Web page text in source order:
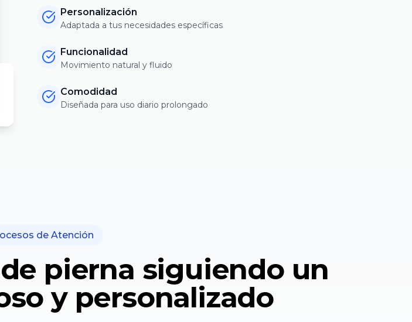
Personalización
Adaptada a tus necesidades específicas
Funcionalidad
Movimiento natural y fluido
Comodidad
Diseñada para uso diario prolongado
de Atención
pierna siguiendo un
y personalizado